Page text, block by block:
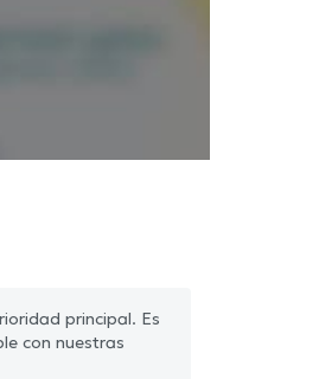
principal. Es
con nuestras